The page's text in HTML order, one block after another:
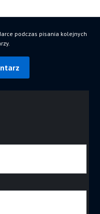
podczas pisania kolejnych